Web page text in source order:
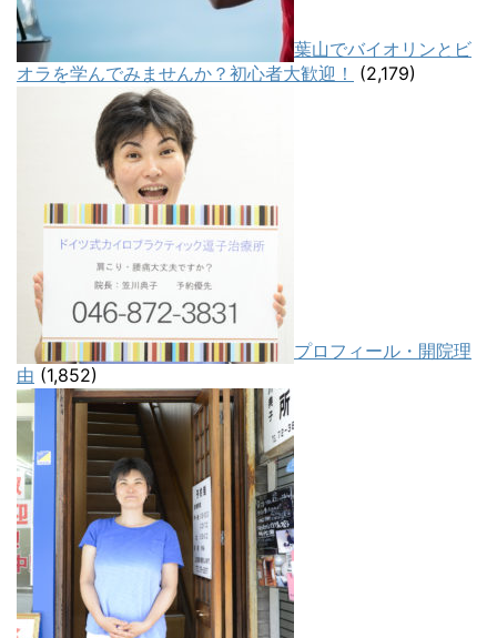
葉山でバイオリンとビ
オラを学んでみませんか？初心者大歓迎！
(2,179)
プロフィール・開院理
由 (1,852)